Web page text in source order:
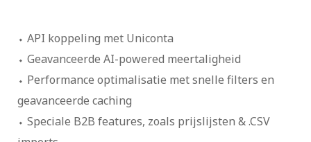
API koppeling met Uniconta
Geavanceerde AI-powered meertaligheid
Performance optimalisatie met snelle filters en
geavanceerde caching
Speciale B2B features, zoals prijslijsten & .CSV